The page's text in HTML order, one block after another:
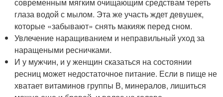
глаза водой с мылом. Эта же участь ждет девушек,
которые «забывают» снять макияж перед сном.
Увлечение наращиванием и неправильный уход за
наращеными ресничками.
И у мужчин, и у женщин сказаться на состоянии
ресниц может недостаточное питание. Если в пище не
хватает витаминов группы В, минералов, лишиться